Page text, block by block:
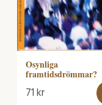
Osynliga
framtidsdrömmar?
71kr